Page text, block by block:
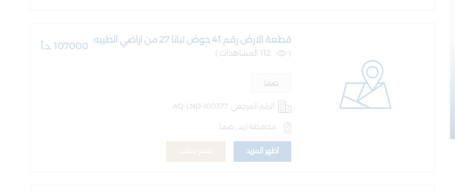
قطعة الارض رقم 41 حوض تبانا 27 من اراضي الطيبه
( 107000 .د.أ
صما
الرقم المرجعي: AQ-LND-100377
محافظة اربد , صما
أظهر المزيد